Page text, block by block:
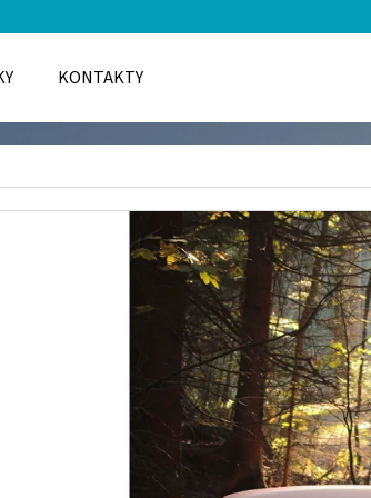
KONTAKTY
POTŘEBUJETE NAJÍT?
HLEDAT
DOPORUČUJEME